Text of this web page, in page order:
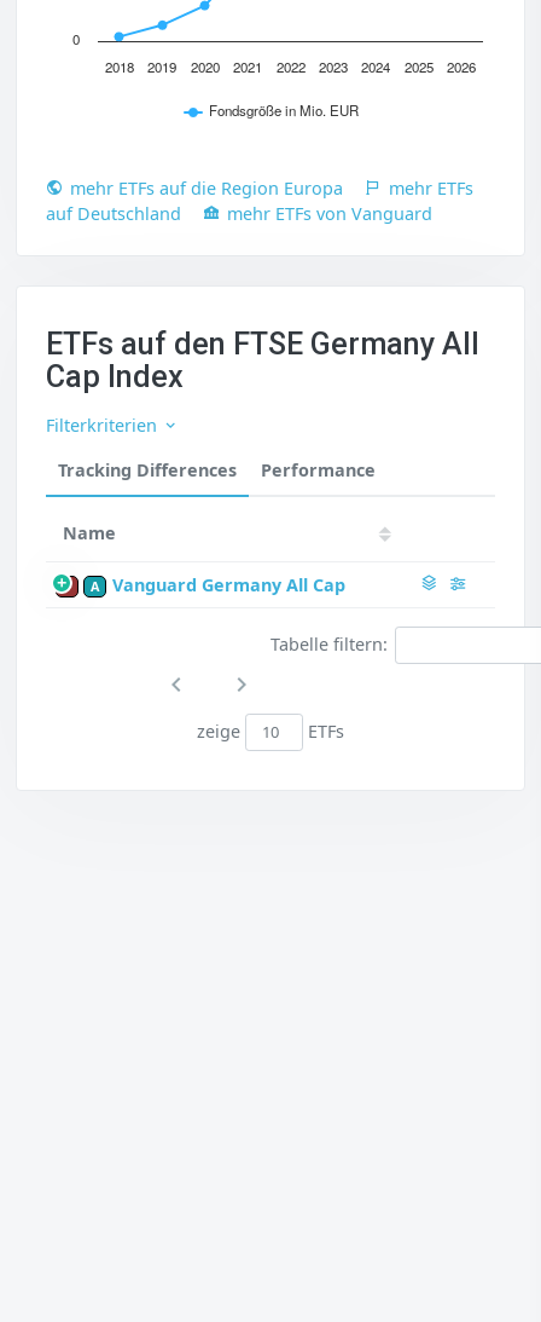
Fondsgröße in Mio. EUR
2018 2019 2020 2021 2022 2023 2024 2025 2026
0
mehr ETFs auf die Region Europa
mehr ETFs
auf Deutschland
mehr ETFs von Vanguard
ETFs auf den FTSE Germany All
Cap Index
Filterkriterien
Tracking Differences
Performance
Name
P A Vanguard Germany All Cap
Tabelle filtern:
zeige ETFs